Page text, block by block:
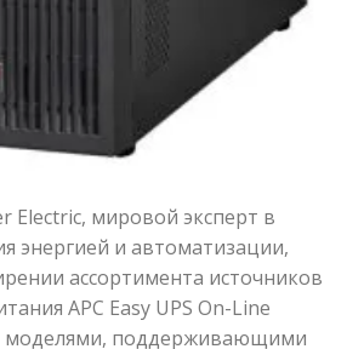
Electric, мировой эксперт в
энергией и автоматизации,
ассортимента источников
APC Easy UPS On-Line
моделями, поддерживающими